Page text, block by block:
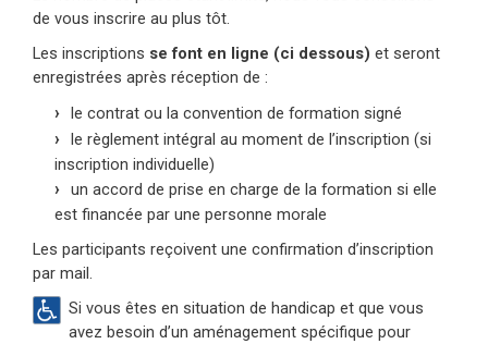
de vous inscrire au plus tôt.
Les inscriptions se font en ligne (ci dessous) et seront
enregistrées après réception de :
le contrat ou la convention de formation signé
le règlement intégral au moment de l’inscription (si
inscription individuelle)
un accord de prise en charge de la formation si elle
est financée par une personne morale
Les participants reçoivent une confirmation d’inscription
par mail.
Si vous êtes en situation de handicap et que vous
avez besoin d’un aménagement spécifique pour